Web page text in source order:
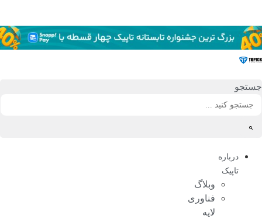
محتوا
جستجو
درباره
تاپیک
وبلاگ
فناوری
لایه